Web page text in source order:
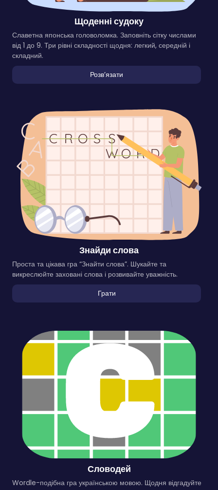
Щоденні судоку
Славетна японська головоломка. Заповніть сітку числами
від 1 до 9. Три рівні складності щодня: легкий, середній і
складний.
Розвʼязати
Знайди слова
Проста та цікава гра “Знайти слова”. Шукайте та
викреслюйте заховані слова і розвивайте уважність.
Грати
Словодей
Wordle-подібна гра українською мовою. Щодня відгадуйте